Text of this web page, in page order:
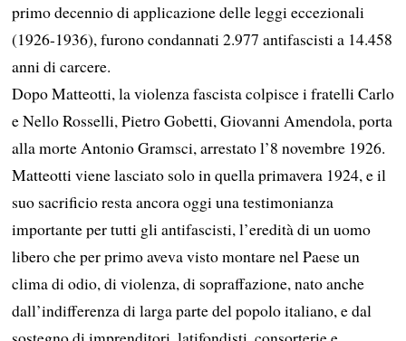
primo decennio di applicazione delle leggi eccezionali
(1926-1936), furono condannati 2.977 antifascisti a 14.458
anni di carcere.
Dopo Matteotti, la violenza fascista colpisce i fratelli Carlo
e Nello Rosselli, Pietro Gobetti, Giovanni Amendola, porta
alla morte Antonio Gramsci, arrestato l’8 novembre 1926.
Matteotti viene lasciato solo in quella primavera 1924, e il
suo sacrificio resta ancora oggi una testimonianza
importante per tutti gli antifascisti, l’eredità di un uomo
libero che per primo aveva visto montare nel Paese un
clima di odio, di violenza, di sopraffazione, nato anche
dall’indifferenza di larga parte del popolo italiano, e dal